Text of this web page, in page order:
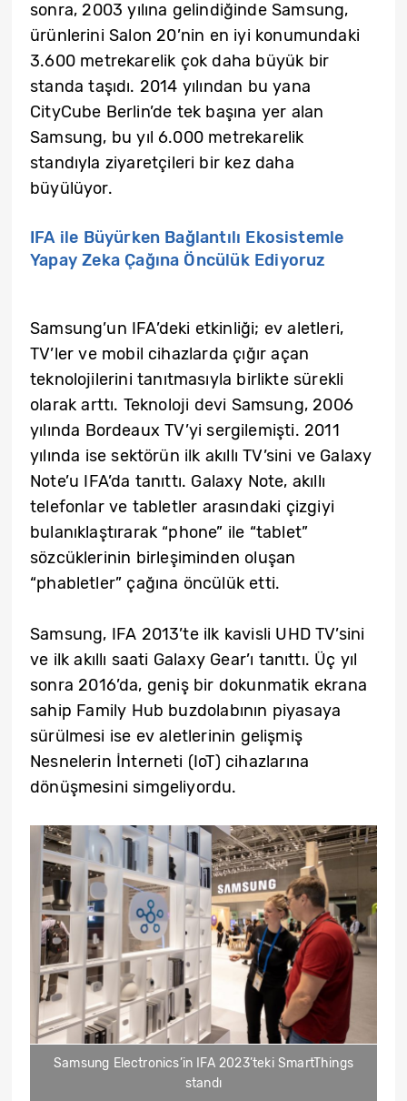
sonra, 2003 yılına gelindiğinde Samsung,
ürünlerini Salon 20’nin en iyi konumundaki
3.600 metrekarelik çok daha büyük bir
standa taşıdı. 2014 yılından bu yana
CityCube Berlin’de tek başına yer alan
Samsung, bu yıl 6.000 metrekarelik
standıyla ziyaretçileri bir kez daha
büyülüyor.
IFA ile Büyürken Bağlantılı Ekosistemle
Yapay Zeka Çağına Öncülük Ediyoruz
Samsung’un IFA’deki etkinliği; ev aletleri,
TV’ler ve mobil cihazlarda çığır açan
teknolojilerini tanıtmasıyla birlikte sürekli
olarak arttı. Teknoloji devi Samsung, 2006
yılında Bordeaux TV’yi sergilemişti. 2011
yılında ise sektörün ilk akıllı TV’sini ve Galaxy
Note’u IFA’da tanıttı. Galaxy Note, akıllı
telefonlar ve tabletler arasındaki çizgiyi
bulanıklaştırarak “phone” ile “tablet”
sözcüklerinin birleşiminden oluşan
“phabletler” çağına öncülük etti.
Samsung, IFA 2013’te ilk kavisli UHD TV’sini
ve ilk akıllı saati Galaxy Gear’ı tanıttı. Üç yıl
sonra 2016’da, geniş bir dokunmatik ekrana
sahip Family Hub buzdolabının piyasaya
sürülmesi ise ev aletlerinin gelişmiş
Nesnelerin İnterneti (IoT) cihazlarına
dönüşmesini simgeliyordu.
Samsung Electronics’in IFA 2023’teki SmartThings
standı